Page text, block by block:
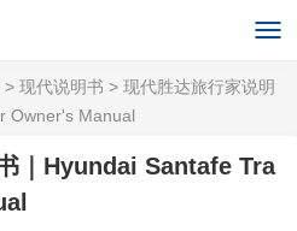
> 现代说明书 > 现代胜达旅行家说明
Owner's Manual
｜Hyundai Santafe Tra